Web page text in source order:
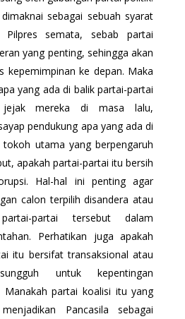
sebagai sebuah syarat
Pilpres semata, sebab partai
yang penting, sehingga akan
kepemimpinan ke depan. Maka
yang ada di balik partai-partai
jejak mereka di masa lalu,
pendukung apa yang ada di
utama yang berpengaruh
apakah partai-partai itu bersih
Hal-hal ini penting agar
calon terpilih disandera atau
partai tersebut dalam
Perhatikan juga apakah
itu bersifat transaksional atau
untuk kepentingan
Manakah partai koalisi itu yang
Pancasila sebagai